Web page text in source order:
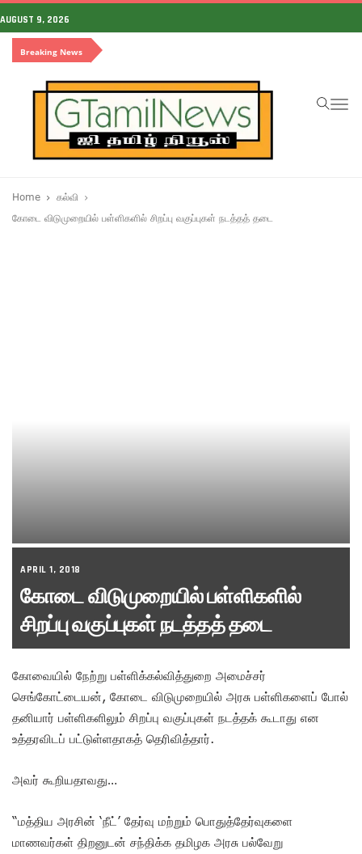
AUGUST 9, 2026
Breaking News
Home
கல்வி
கோடை விடுமுறையில் பள்ளிகளில் சிறப்பு வகுப்புகள் நடத்தத் தடை
APRIL 1, 2018
கோடை விடுமுறையில் பள்ளிகளில்
சிறப்பு வகுப்புகள் நடத்தத் தடை
கோவையில் நேற்று பள்ளிக்கல்வித்துறை அமைச்சர்
செங்கோட்டையன், கோடை விடுமுறையில் அரசு பள்ளிகளைப் போல்
தனியார் பள்ளிகளிலும் சிறப்பு வகுப்புகள் நடத்தக் கூடாது என
உத்தரவிடப் பட்டுள்ளதாகத் தெரிவித்தார்.
அவர் கூறியதாவது…
“மத்திய அரசின் ‘நீட்’ தேர்வு மற்றும் பொதுத்தேர்வுகளை
மாணவர்கள் திறனுடன் சந்திக்க தமிழக அரசு பல்வேறு